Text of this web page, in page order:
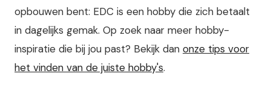
opbouwen bent: EDC is een hobby die zich betaalt
in dagelijks gemak. Op zoek naar meer hobby-
inspiratie die bij jou past? Bekijk dan onze tips voor
het vinden van de juiste hobby's.